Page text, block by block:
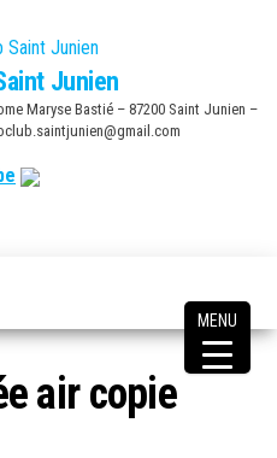
Junien
Maryse Bastié – 87200 Saint Junien –
air copie
MENU